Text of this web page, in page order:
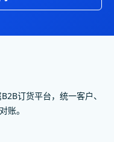
订货平台，统一客户、
账。